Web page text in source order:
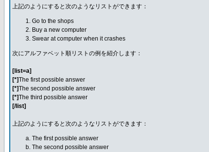
上記のようにすると次のようなリストができます：
Go to the shops
Buy a new computer
Swear at computer when it crashes
次にアルファベット順リストの例を紹介します：
[list=a]
[*]The first possible answer
[*]The second possible answer
[*]The third possible answer
[/list]
上記のようにすると次のようなリストができます：
The first possible answer
The second possible answer